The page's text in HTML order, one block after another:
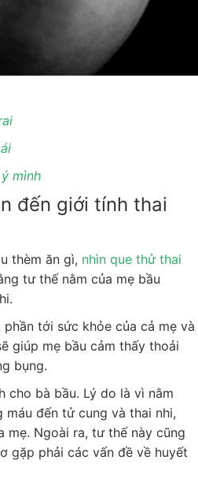
mình
đến giới tính thai
thèm ăn gì, nhìn que thử thai
tư thế nằm của mẹ bầu
tới sức khỏe của cả mẹ và
giúp mẹ bầu cảm thấy thoải
bụng.
cho bà bầu. Lý do là vì nằm
đến tử cung và thai nhi,
Ngoài ra, tư thế này cũng
gặp phải các vấn đề về huyết